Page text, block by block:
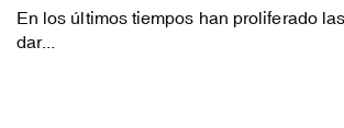
En los últimos tiempos han proliferado
dar...